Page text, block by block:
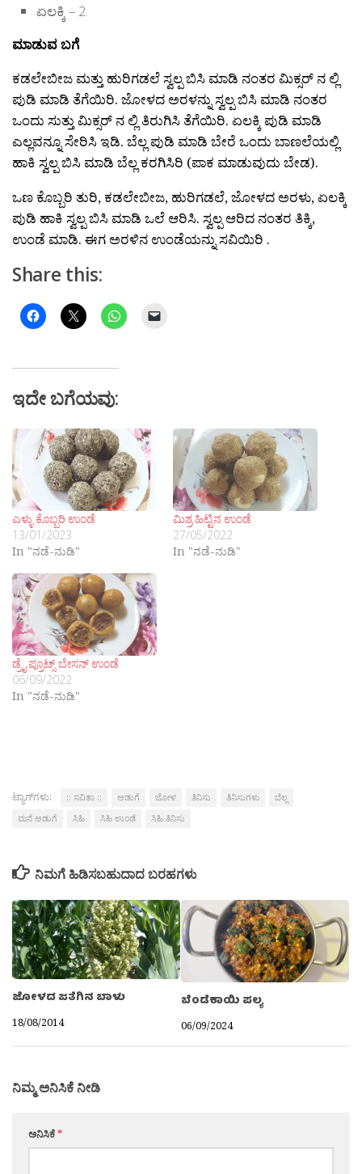
ಏಲಕ್ಕಿ – 2
ಮಾಡುವ ಬಗೆ
ಕಡಲೇಬೀಜ ಮತ್ತು ಹುರಿಗಡಲೆ ಸ್ವಲ್ಪ ಬಿಸಿ ಮಾಡಿ ನಂತರ ಮಿಕ್ಸರ್ ನ ಲ್ಲಿ
ಪುಡಿ ಮಾಡಿ ತೆಗೆಯಿರಿ. ಜೋಳದ ಅರಳನ್ನು ಸ್ವಲ್ಪ ಬಿಸಿ ಮಾಡಿ ನಂತರ
ಒಂದು ಸುತ್ತು ಮಿಕ್ಸರ್ ನ ಲ್ಲಿ ತಿರುಗಿಸಿ ತೆಗೆಯಿರಿ. ಏಲಕ್ಕಿ ಪುಡಿ ಮಾಡಿ
ಎಲ್ಲವನ್ನೂ ಸೇರಿಸಿ ಇಡಿ. ಬೆಲ್ಲ ಪುಡಿ ಮಾಡಿ ಬೇರೆ ಒಂದು ಬಾಣಲೆಯಲ್ಲಿ
ಹಾಕಿ ಸ್ವಲ್ಪ ಬಿಸಿ ಮಾಡಿ ಬೆಲ್ಲ ಕರಗಿಸಿರಿ (ಪಾಕ ಮಾಡುವುದು ಬೇಡ).
ಒಣ ಕೊಬ್ಬರಿ ತುರಿ, ಕಡಲೇಬೀಜ, ಹುರಿಗಡಲೆ, ಜೋಳದ ಅರಳು, ಏಲಕ್ಕಿ
ಪುಡಿ ಹಾಕಿ ಸ್ವಲ್ಪ ಬಿಸಿ ಮಾಡಿ ಒಲೆ ಆರಿಸಿ. ಸ್ವಲ್ಪ ಆರಿದ ನಂತರ ತಿಕ್ಕಿ,
ಉಂಡೆ ಮಾಡಿ. ಈಗ ಅರಳಿನ ಉಂಡೆಯನ್ನು ಸವಿಯಿರಿ .
Share this:
ಇದೇ ಬಗೆಯವು:
ಎಳ್ಳು ಕೊಬ್ಬರಿ ಉಂಡೆ
13/01/2023
In "ನಡೆ-ನುಡಿ"
ಮಿಶ್ರ ಹಿಟ್ಟಿನ ಉಂಡೆ
27/05/2022
In "ನಡೆ-ನುಡಿ"
ಡ್ರೈ ಪ್ರೂಟ್ಸ್ ಬೇಸನ್ ಉಂಡೆ
06/09/2022
In "ನಡೆ-ನುಡಿ"
ಟ್ಯಾಗ್‌ಗಳು: :: ಸವಿತಾ :: ಅಡುಗೆ ಜೋಳ ತಿನಿಸು ತಿನಿಸುಗಳು
ಬೆಲ್ಲ
ಮನೆ ಅಡುಗೆ
ಸಿಹಿ ಸಿಹಿ ಉಂಡೆ ಸಿಹಿ ತಿನಿಸು
ನಿಮಗೆ ಹಿಡಿಸಬಹುದಾದ ಬರಹಗಳು
ಜೋಳದ ಜತೆಗಿನ ಬಾಳು
18/08/2014
ಬೆಂಡೆಕಾಯಿ ಪಲ್ಯ
06/09/2024
ನಿಮ್ಮ ಅನಿಸಿಕೆ ನೀಡಿ
ಅನಿಸಿಕೆ*